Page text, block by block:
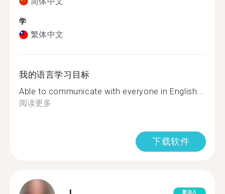
学
繁体中文
我的语言学习目标
Able to communicate with everyone in English...
阅读更多
下载软件
新加入